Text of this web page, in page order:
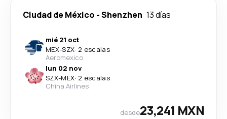
Ciudad de México -Shenzhen 13 días
mié 21 oct
MEX-SZX· 2 escalas
Aeromexico
lun 02 nov
SZX-MEX· 2 escalas
China Airlines
desde23,241 MXN